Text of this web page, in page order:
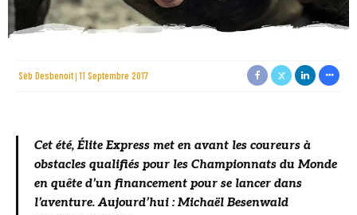
Sèb Desbenoit 11 Septembre 2017
Cet été, Élite Express met en avant les coureurs à
obstacles qualifiés pour les Championnats du Monde
en quête d’un financement pour se lancer dans
l’aventure. Aujourd’hui : Michaël Besenwald